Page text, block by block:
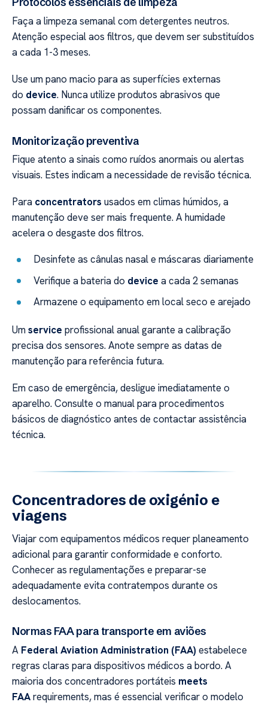
Faça a limpeza semanal com detergentes neutros.
Atenção especial aos filtros, que devem ser substituídos
a cada 1-3 meses.
Use um pano macio para as superfícies externas
do device. Nunca utilize produtos abrasivos que
possam danificar os componentes.
Monitorização preventiva
Fique atento a sinais como ruídos anormais ou alertas
visuais. Estes indicam a necessidade de revisão técnica.
Para concentrators usados em climas húmidos, a
manutenção deve ser mais frequente. A humidade
acelera o desgaste dos filtros.
Desinfete as cânulas nasal e máscaras diariamente
Verifique a bateria do device a cada 2 semanas
Armazene o equipamento em local seco e arejado
Umservice profissional anual garante a calibração
precisa dos sensores. Anote sempre as datas de
manutenção para referência futura.
Em caso de emergência, desligue imediatamente o
aparelho. Consulte o manual para procedimentos
básicos de diagnóstico antes de contactar assistência
técnica.
Concentradores de oxigénio e
viagens
Viajar com equipamentos médicos requer planeamento
adicional para garantir conformidade e conforto.
Conhecer as regulamentações e preparar-se
adequadamente evita contratempos durante os
deslocamentos.
Normas FAA para transporte em aviões
A Federal Aviation Administration (FAA) estabelece
regras claras para dispositivos médicos a bordo. A
maioria dos concentradores portáteis meets
FAArequirements, mas é essencial verificar o modelo